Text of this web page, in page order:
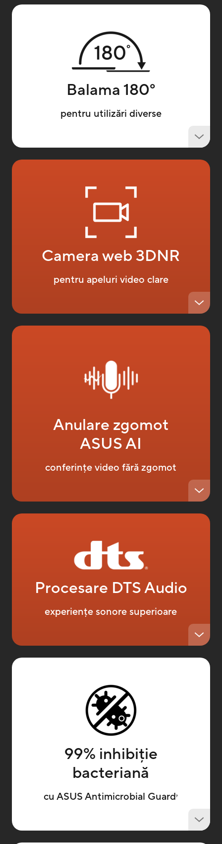
Balama 180°
pentru utilizări diverse
Camera web 3DNR
pentru apeluri video clare
Anulare zgomot
ASUS AI
conferințe video fără zgomot
Procesare DTS Audio
experiențe sonore superioare
99% inhibiție
bacteriană
cu ASUS Antimicrobial Guard7